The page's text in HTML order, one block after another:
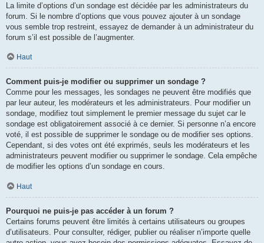
La limite d’options d’un sondage est décidée par les administrateurs du
forum. Si le nombre d’options que vous pouvez ajouter à un sondage
vous semble trop restreint, essayez de demander à un administrateur du
forum s’il est possible de l’augmenter.
Haut
Comment puis-je modifier ou supprimer un sondage ?
Comme pour les messages, les sondages ne peuvent être modifiés que
par leur auteur, les modérateurs et les administrateurs. Pour modifier un
sondage, modifiez tout simplement le premier message du sujet car le
sondage est obligatoirement associé à ce dernier. Si personne n’a encore
voté, il est possible de supprimer le sondage ou de modifier ses options.
Cependant, si des votes ont été exprimés, seuls les modérateurs et les
administrateurs peuvent modifier ou supprimer le sondage. Cela empêche
de modifier les options d’un sondage en cours.
Haut
Pourquoi ne puis-je pas accéder à un forum ?
Certains forums peuvent être limités à certains utilisateurs ou groupes
d’utilisateurs. Pour consulter, rédiger, publier ou réaliser n’importe quelle